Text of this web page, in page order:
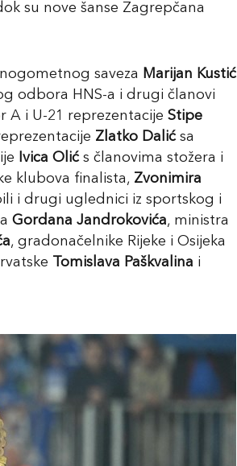
su nove šanse Zagrepčana
saveza Marijan Kustić
odbora HNS-a i drugi članovi
A i U-21 reprezentacije Stipe
Zlatko Dalićsa
Ivica Olićs članovima stožera i
klubova finalista, Zvonimira
i drugi uglednici iz sportskog i
Gordana Jandrokovića, ministra
, gradonačelnike Rijeke i Osijeka
Tomislava Paškvalina i